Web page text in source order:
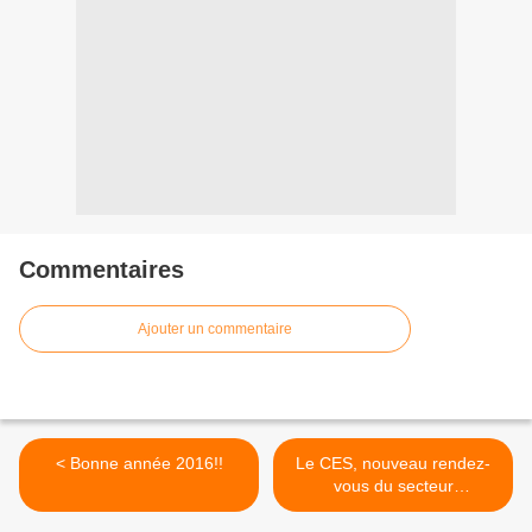
Commentaires
Ajouter un commentaire
< Bonne année 2016!!
Le CES, nouveau rendez-
vous du secteur
automobile! >